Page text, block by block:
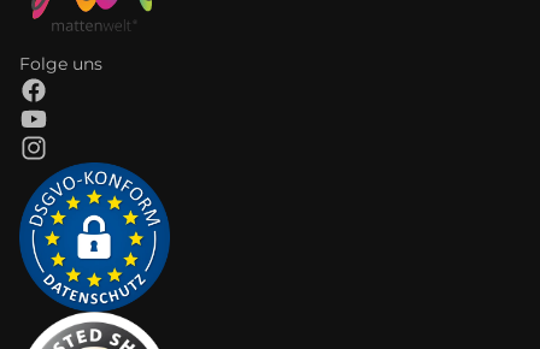
Folge uns